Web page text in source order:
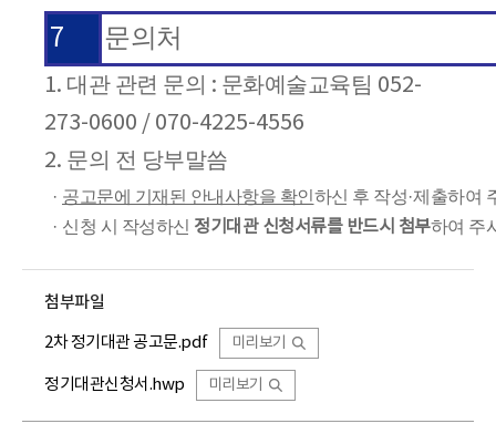
7 문의처
1. 대관 관련 문의 : 문화예술교육팀 052-
273-0600 / 070-4225-4556
2. 문의 전 당부말씀
· 공고문에 기재된 안내사항을 확인 하신 후 작성·제출하여
· 신청 시 작성하신 정기대관 신청서류를 반드시 첨부하여 주
첨부파일
2차 정기대관 공고문.pdf 미리보기
정기대관신청서.hwp 미리보기